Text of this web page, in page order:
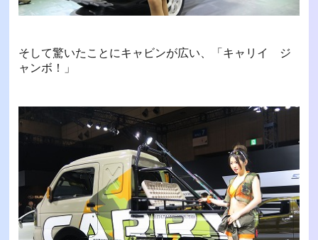
そして驚いたことにキャビンが広い、「キャリイ ジ
ャンボ！」